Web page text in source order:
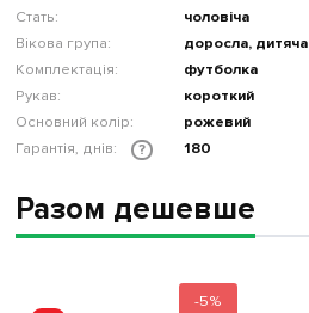
Стать:
чоловіча
Вікова група:
доросла, дитяча
Комплектація:
футболка
Рукав:
короткий
Основний колір:
рожевий
Гарантія, днів:
? 180
Разом дешевше
-5%